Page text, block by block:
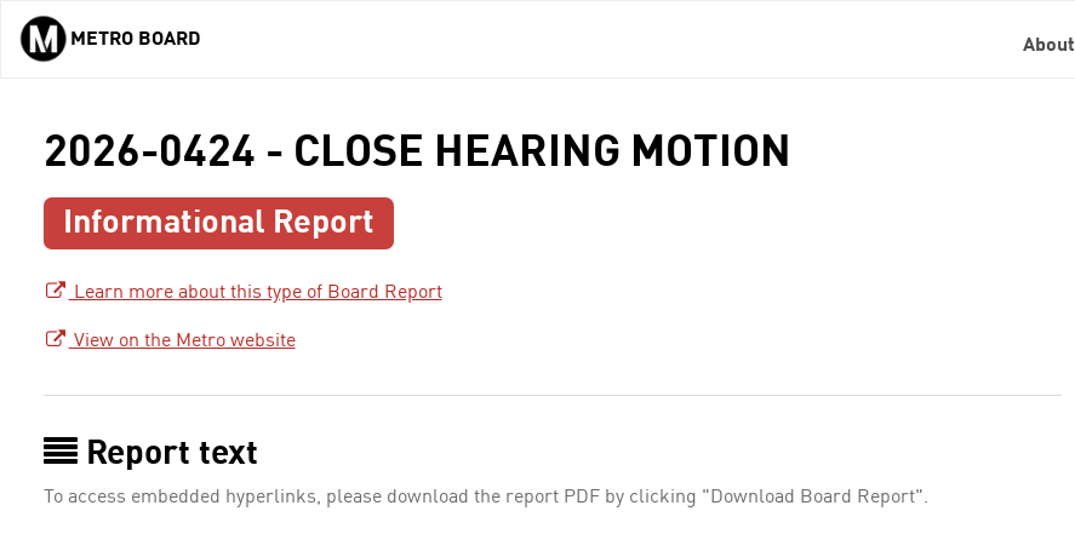
Skip to main content
METRO BOARD About
2026-0424 - CLOSE HEARING MOTION
Informational Report
Learn more about this type of Board Report
View on the Metro website
Report text
To access embedded hyperlinks, please download the report PDF by clicking "Download Board Report".